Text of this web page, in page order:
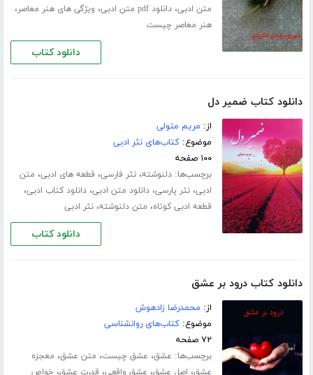
متن ادبی،دانلود pdf متن ادبی ، ویژگی های هنر معاصر،
هنر معاصر چیست
دانلود کتاب
دانلود کتاب ضمیر دل
از: مریم متولی
موضوع:کتاب‌های نثر ادبی
۱۰۰ صفحه
برچسب‌ها:دلنوشته،نثر فارسی، قطعه های ادبی، متن
ادبی،نثر پارسی،دانلود متن ادبی،دانلود کتاب ادبی،
قطعه ادبی کوتاه، متن دلنوشته،نثر ادبی
دانلود کتاب
دانلود کتاب درود بر عشق
از: محمدرضا زادهوش
موضوع:کتاب‌های روانشناسی
۷۲ صفحه
برچسب‌ها: عشق، عشق چیست، متن عشق، معجزه
عشق، اصل عشق، عشق واقعی، قدرت عشق، خواص